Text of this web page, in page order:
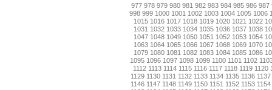
977 978 979 980 981 982 983 984 985 986 987
998 999 1000 1001 1002 1003 1004 1005 1006
1015 1016 1017 1018 1019 1020 1021 1022
1031 1032 1033 1034 1035 1036 1037 1038
1047 1048 1049 1050 1051 1052 1053 1054
1063 1064 1065 1066 1067 1068 1069 1070
1079 1080 1081 1082 1083 1084 1085 1086
1095 1096 1097 1098 1099 1100 1101 1102
1112 1113 1114 1115 1116 1117 1118 1119 1120
1129 1130 1131 1132 1133 1134 1135 1136 1137
1146 1147 1148 1149 1150 1151 1152 1153 1154